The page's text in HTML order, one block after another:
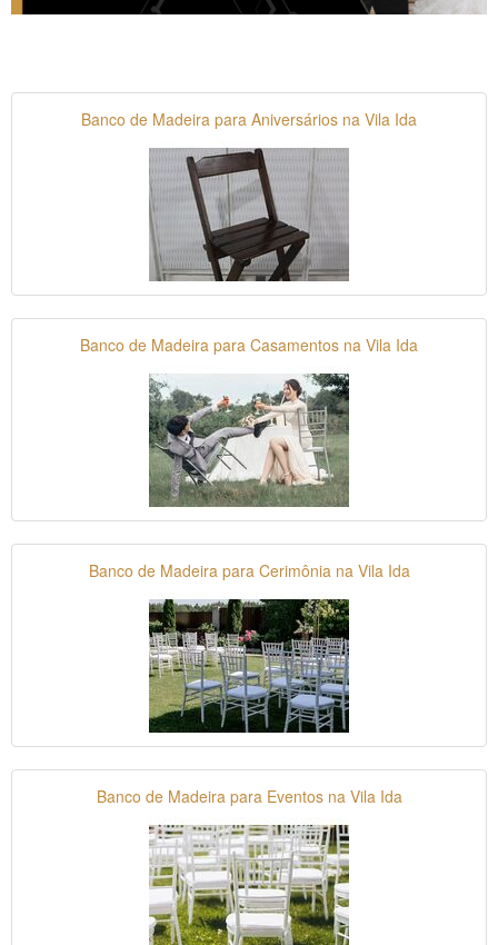
Banco de Madeira para Aniversários na Vila Ida
Banco de Madeira para Casamentos na Vila Ida
Banco de Madeira para Cerimônia na Vila Ida
Banco de Madeira para Eventos na Vila Ida